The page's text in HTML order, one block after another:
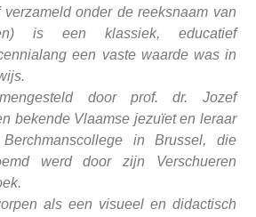
verzameld onder de reeksnaam van
is een klassiek, educatief
een vaste waarde was in
door prof. dr. Jozef
bekende Vlaamse jezuïet en leraar
in Brussel, die
werd door zijn Verschueren
als een visueel en didactisch